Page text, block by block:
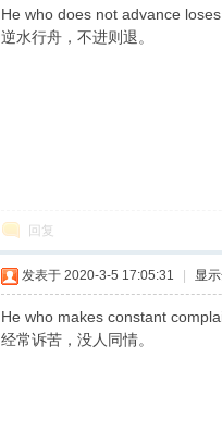
He who does not advance loses
逆水行舟，不进则退。
回复
发表于 2020-3-5 17:05:31 显
He who makes constant
经常诉苦，没人同情。